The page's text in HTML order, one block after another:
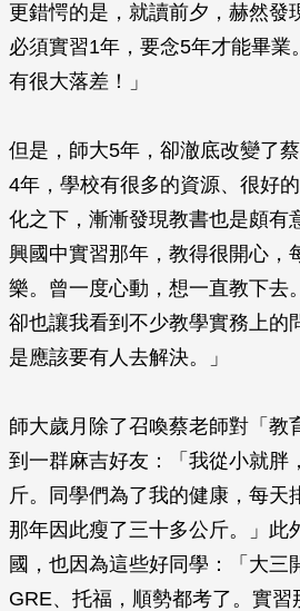
更錯愕的是，就讀前夕，赫然發
必須實習1年，要念5年才能畢業
有很大落差！」
但是，師大5年，卻澈底改變了
4年，學校有很多的資源、很好
化之下，漸漸發現教書也是頗有
興國中實習那年，教得很開心，
樂。曾一度心動，想一直教下去
卻也讓我看到不少教學實務上的
是應該要有人去解決。」
師大歲月除了召喚蔡老師對「教
到一群麻吉好友：「我從小就胖
斤。同學們為了我的健康，每天
那年因此瘦了三十多公斤。」此
國，也因為這些好同學：「大三
GRE、托福，順勢都考了。實